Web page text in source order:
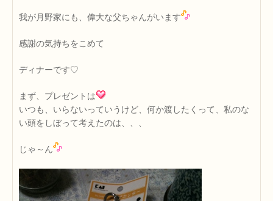
我が月野家にも、偉大な父ちゃんがいます
感謝の気持ちをこめて
ディナーです♡
まず、プレゼントは
いつも、いらないっていうけど、何か渡したくって、私のな
い頭をしぼって考えたのは、、、
じゃ～ん